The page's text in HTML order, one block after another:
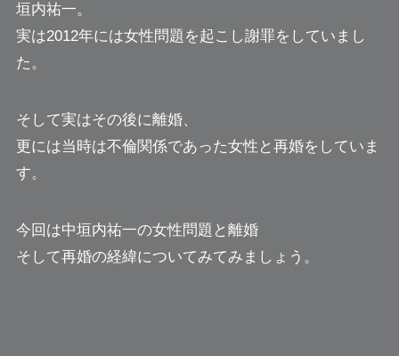
垣内祐一。
実は2012年には女性問題を起こし謝罪をしていまし
た。
そして実はその後に離婚、
更には当時は不倫関係であった女性と再婚をしていま
す。
今回は中垣内祐一の女性問題と離婚
そして再婚の経緯についてみてみましょう。